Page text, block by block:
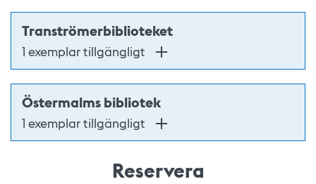
Tranströmerbiblioteket
1 exemplar tillgängligt
Östermalms bibliotek
1 exemplar tillgängligt
Reservera